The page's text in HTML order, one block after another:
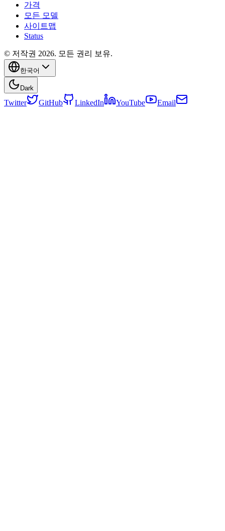
가격
모든 모델
사이트맵
Status
© 저작권 2026. 모든 권리 보유.
한국어
Dark
Twitter GitHub LinkedIn YouTube Email